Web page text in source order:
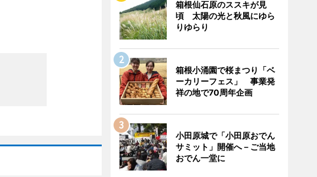
箱根仙石原のススキが見
頃 太陽の光と秋風にゆら
りゆらり
箱根小涌園で桜まつり「ベ
ーカリーフェス」 事業発
祥の地で70周年企画
小田原城で「小田原おでん
サミット」開催へ－ご当地
おでん一堂に